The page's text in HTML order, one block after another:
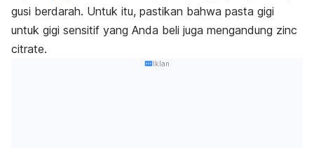
gusi berdarah. Untuk itu, pastikan bahwa pasta gigi
untuk gigi sensitif yang Anda beli juga mengandung zinc
citrate.
Iklan